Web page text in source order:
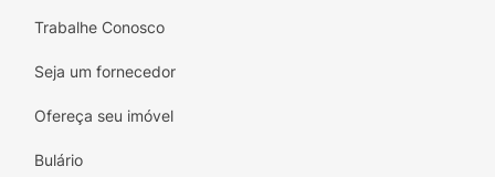
Trabalhe Conosco
Seja um fornecedor
Ofereça seu imóvel
Bulário